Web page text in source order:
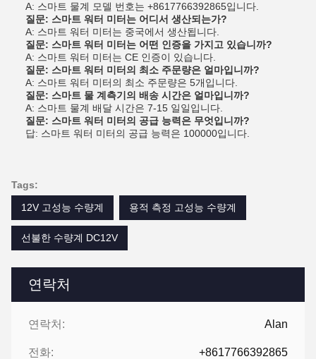
연락처
연락처: Alan
전화: +8617766392865
A: 스마트 물계 모델 번호는 +8617766392865입니다.
질문: 스마트 워터 미터는 어디서 생산되는가?
A: 스마트 워터 미터는 중국에서 생산됩니다.
질문: 스마트 워터 미터는 어떤 인증을 가지고 있습니까?
A: 스마트 워터 미터는 CE 인증이 있습니다.
질문: 스마트 워터 미터의 최소 주문량은 얼마입니까?
A: 스마트 워터 미터의 최소 주문량은 5개입니다.
질문: 스마트 물 계측기의 배송 시간은 얼마입니까?
A: 스마트 물계 배달 시간은 7-15 일일입니다.
질문: 스마트 워터 미터의 공급 능력은 무엇입니까?
답: 스마트 워터 미터의 공급 능력은 100000입니다.
Tags:
12V 고성능 수량계
용적 측정 고성능 수량계
선불한 수량계 DC12V